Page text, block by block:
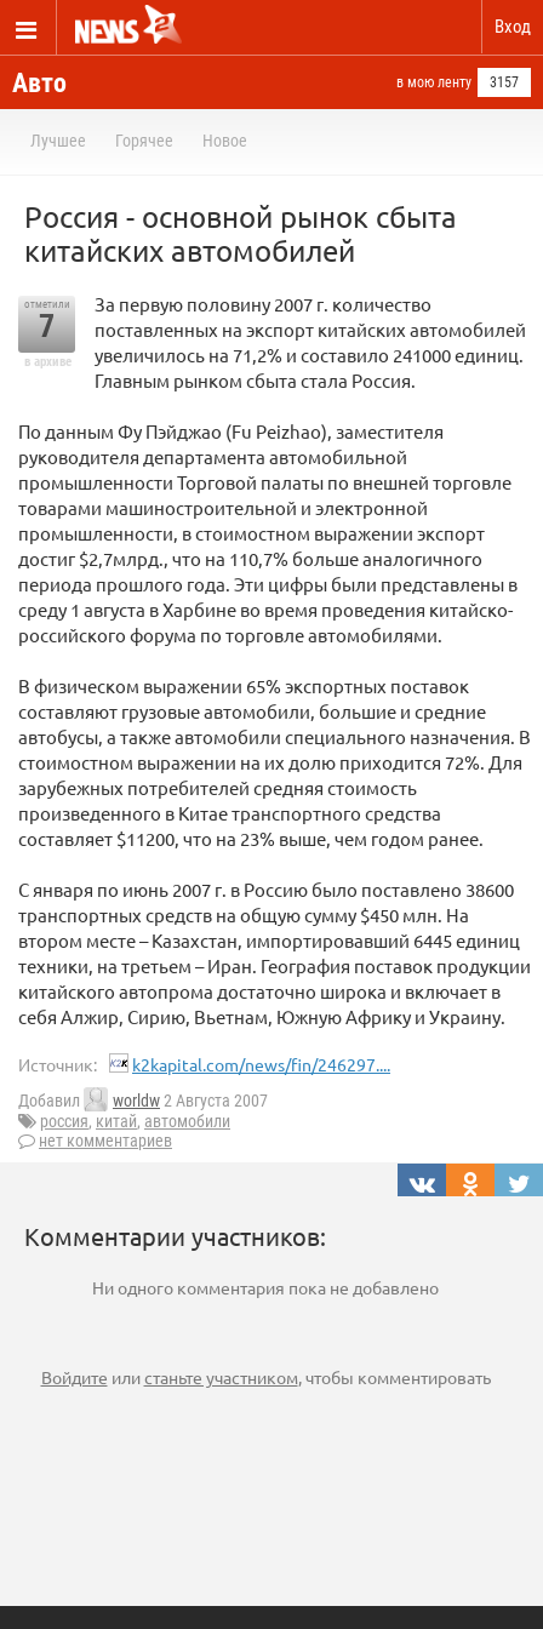
Вход
Авто в мою ленту 3157
Лучшее Горячее Новое
Россия - основной рынок сбыта
китайских автомобилей
отметили
7
в архиве
За первую половину 2007 г. количество
поставленных на экспорт китайских автомобилей
увеличилось на 71,2% и составило 241000 единиц.
Главным рынком сбыта стала Россия.
По данным Фу Пэйджао (Fu Peizhao), заместителя
руководителя департамента автомобильной
промышленности Торговой палаты по внешней торговле
товарами машиностроительной и электронной
промышленности, в стоимостном выражении экспорт
достиг $2,7млрд., что на 110,7% больше аналогичного
периода прошлого года. Эти цифры были представлены в
среду 1 августа в Харбине во время проведения китайско-
российского форума по торговле автомобилями.
В физическом выражении 65% экспортных поставок
составляют грузовые автомобили, большие и средние
автобусы, а также автомобили специального назначения. В
стоимостном выражении на их долю приходится 72%. Для
зарубежных потребителей средняя стоимость
произведенного в Китае транспортного средства
составляет $11200, что на 23% выше, чем годом ранее.
С января по июнь 2007 г. в Россию было поставлено 38600
транспортных средств на общую сумму $450 млн. На
втором месте – Казахстан, импортировавший 6445 единиц
техники, на третьем – Иран. География поставок продукции
китайского автопрома достаточно широка и включает в
себя Алжир, Сирию, Вьетнам, Южную Африку и Украину.
Источник: k2kapital.com/news/fin/246297....
Добавил worldw2 Августа 2007
россия, китай, автомобили
нет комментариев
Комментарии участников:
Ни одного комментария пока не добавлено
Войдите илистаньте участником, чтобы комментировать